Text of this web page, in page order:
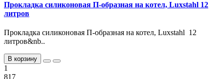
Прокладка силиконовая П-образная на котел, Luxstahl 12
литров
Прокладка силиконовая П-образная на котел, Luxstahl 12
литров&nb..
В корзину
1
817